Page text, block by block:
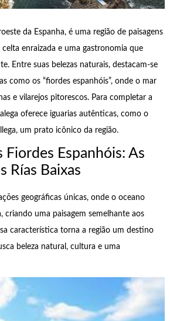
da Espanha, é uma região de paisagens
enraizada e uma gastronomia que
Entre suas belezas naturais, destacam-se
como os “fiordes espanhóis”, onde o mar
e vilarejos pitorescos. Para completar a
oferece iguarias autênticas, como o
um prato icônico da região.
Fiordes Espanhóis: As
Rías Baixas
geográficas únicas, onde o oceano
uma paisagem semelhante aos
característica torna a região um destino
beleza natural, cultura e uma